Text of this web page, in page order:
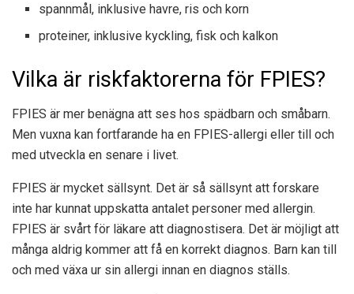
spannmål, inklusive havre, ris och korn
proteiner, inklusive kyckling, fisk och kalkon
Vilka är riskfaktorerna för FPIES?
FPIES är mer benägna att ses hos spädbarn och småbarn.
Men vuxna kan fortfarande ha en FPIES-allergi eller till och
med utveckla en senare i livet.
FPIES är mycket sällsynt. Det är så sällsynt att forskare
inte har kunnat uppskatta antalet personer med allergin.
FPIES är svårt för läkare att diagnostisera. Det är möjligt att
många aldrig kommer att få en korrekt diagnos. Barn kan till
och med växa ur sin allergi innan en diagnos ställs.